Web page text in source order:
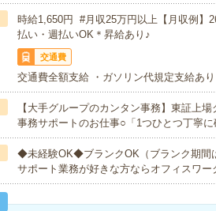
時給1,650円 #月収25万円以上【月収例
払い・週払いOK＊昇給あり♪
交通費
交通費全額支給 ・ガソリン代規定支給あり
【大手グループのカンタン事務】東証上
事務サポートのお仕事○「1つひとつ丁寧
◆未経験OK◆ブランクOK（ブランク期間
サポート業務が好きな方ならオフィスワ